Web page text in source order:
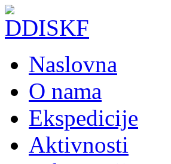
Naslovna
O nama
Ekspedicije
Aktivnosti